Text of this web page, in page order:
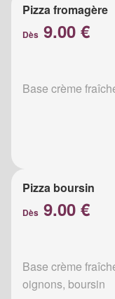
Pizza fromagère
Dès 9.00 €
Base crème
Pizza boursin
Dès 9.00 €
Base crème
oignons, boursin